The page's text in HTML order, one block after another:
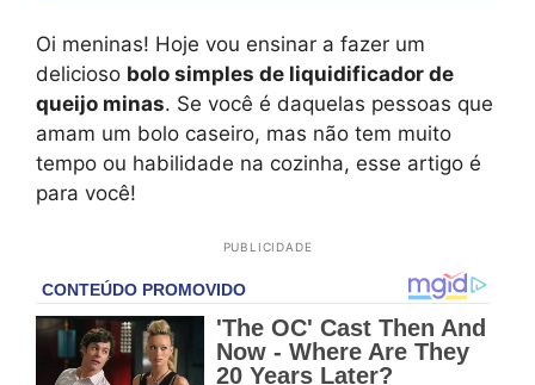
Oi meninas! Hoje vou ensinar a fazer um
delicioso bolo simples de liquidificador de
queijo minas. Se você é daquelas pessoas que
amam um bolo caseiro, mas não tem muito
tempo ou habilidade na cozinha, esse artigo é
para você!
PUBLICIDADE